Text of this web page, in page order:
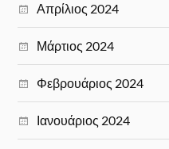
Απρίλιος 2024
Μάρτιος 2024
Φεβρουάριος 2024
Ιανουάριος 2024